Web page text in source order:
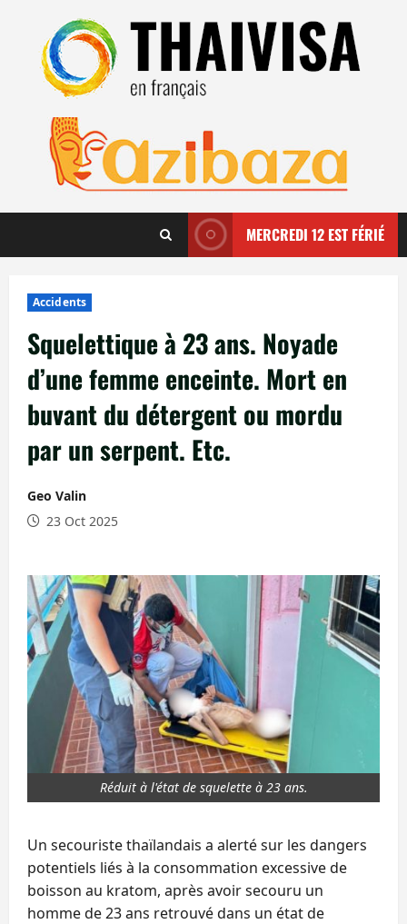
contenu
MERCREDI 12 EST FÉRIÉ
Accidents
Squelettique à 23 ans. Noyade
d’une femme enceinte. Mort en
buvant du détergent ou mordu
par un serpent. Etc.
Geo Valin
23 Oct 2025
Réduit à l'état de squelette à 23 ans.
Un secouriste thaïlandais a alerté sur les dangers
potentiels liés à la consommation excessive de
boisson au kratom, après avoir secouru un
homme de 23 ans retrouvé dans un état de